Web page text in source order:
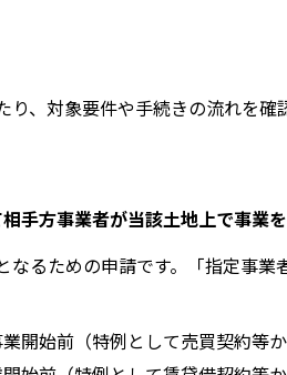
、対象要件や手続きの流れを確
手方事業者が当該土地上で事業
なるための申請です。「指定事
開始前（特例として売買契約等か